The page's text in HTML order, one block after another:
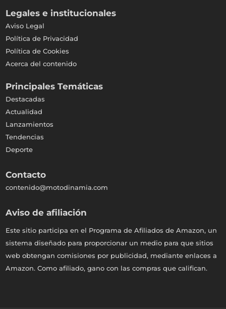
Legales e institucionales
Aviso Legal
Política de Privacidad
Política de Cookies
Acerca del contenido
Principales Temáticas
Destacadas
Actualidad
Lanzamientos
Tendencias
Deporte
Contacto
contenido@motodinamia.com
Aviso de afiliación
Este sitio participa en el Programa de Afiliados de Amazon, un
sistema diseñado para proporcionar un medio para que sitios
web obtengan comisiones por publicidad, mediante enlaces a
Amazon. Como afiliado, gano con las compras que califican.